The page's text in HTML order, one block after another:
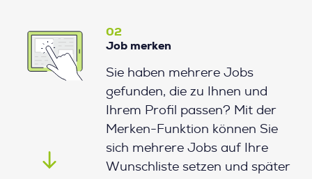
02
Job merken
Sie haben mehrere Jobs
gefunden, die zu Ihnen und
Ihrem Profil passen? Mit der
Merken-Funktion können Sie
sich mehrere Jobs auf Ihre
Wunschliste setzen und später